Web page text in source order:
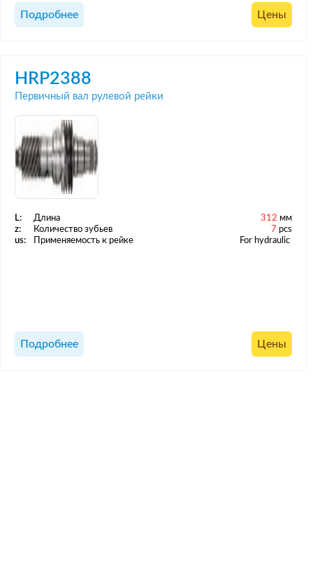
Подробнее Цены
HRP2388
Первичный вал рулевой рейки
L: Длина 312 мм
z:
Количество зубьев 7 pcs
us:
Применяемость к рейке For hydraulic
Подробнее Цены